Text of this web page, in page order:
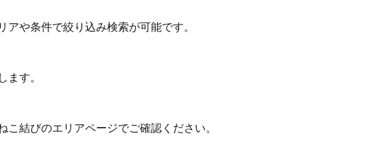
や条件で絞り込み検索が可能です。
ます。
結びのエリアページでご確認ください。